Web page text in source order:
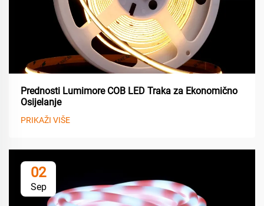
Prednosti Lumimore COB LED Traka za Ekonomično
Osijelanje
PRIKAŽI VIŠE
02
Sep